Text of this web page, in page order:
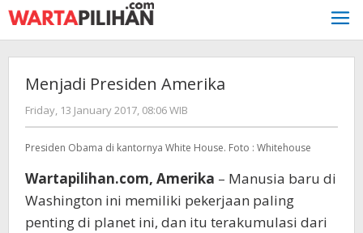
Skip
to
content
Menjadi Presiden Amerika
Friday, 13 January 2017, 08:06 WIB
redaksi
Presiden Obama di kantornya White House. Foto : Whitehouse
Wartapilihan.com, Amerika – Manusia baru di
Washington ini memiliki pekerjaan paling
penting di planet ini, dan itu terakumulasi dari